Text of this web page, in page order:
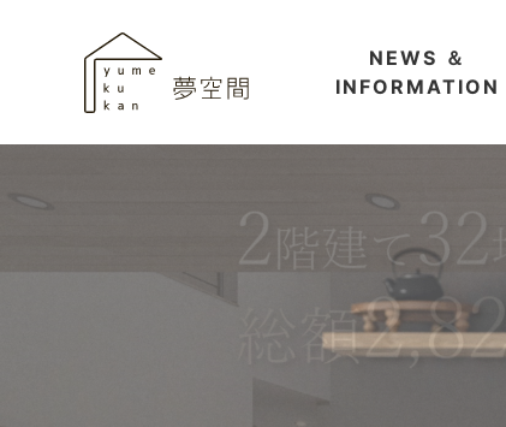
NEWS ＆
INFORMATION